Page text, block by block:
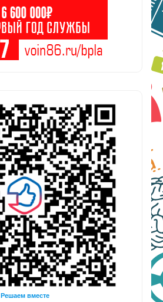
Решаем вместе